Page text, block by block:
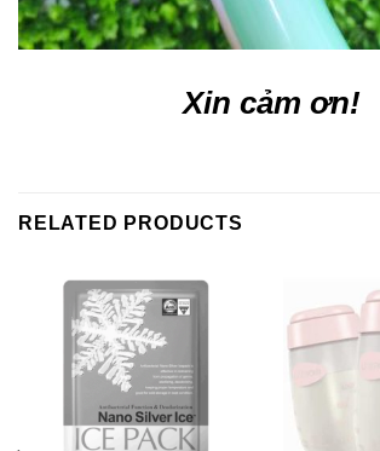
Xin cảm ơn!
RELATED PRODUCTS